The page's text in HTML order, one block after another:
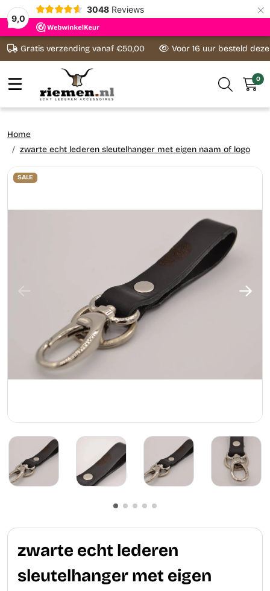
9,0
3048 Reviews ×
Ga naar content
Gratis verzending vanaf €50,00 Voor 16 uur besteld
0
Home
zwarte echt lederen sleutelhanger met eigen naam of logo
SALE
zwarte echt lederen
sleutelhanger met eigen